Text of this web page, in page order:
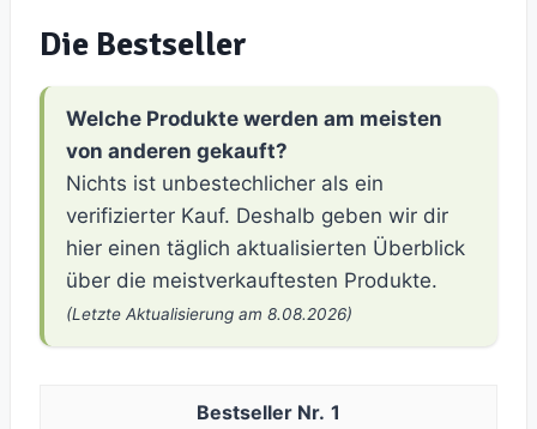
Die Bestseller
Welche Produkte werden am meisten
von anderen gekauft?
Nichts ist unbestechlicher als ein
verifizierter Kauf. Deshalb geben wir dir
hier einen täglich aktualisierten Überblick
über die meistverkauftesten Produkte.
(Letzte Aktualisierung am 8.08.2026)
1